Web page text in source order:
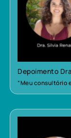
Depoimento
“Meu consultório